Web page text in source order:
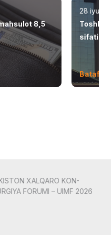
8,5
28 iyul
Batafsil
XALQARO KON-
FORUMI – UIMF 2026